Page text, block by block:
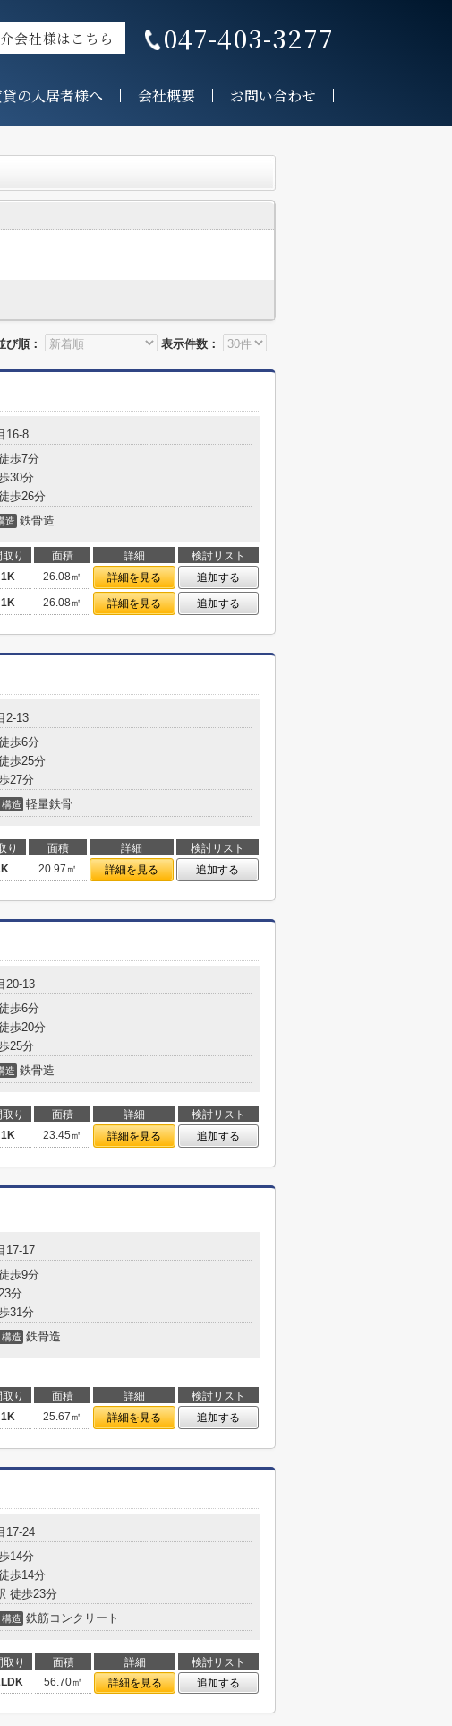
会社様はこちら 047-403-3277
の入居者様へ 会社概要 お問い合わせ
び順：
表示件数：
16-8
歩7分
30分
歩26分
造 鉄骨造
取り 面積 詳細
検討リスト
1K 26.08㎡ 詳細を見る
追加する
1K 26.08㎡ 詳細を見る 追加する
2-13
歩6分
歩25分
27分
構造 軽量鉄骨
り 面積 詳細
検討リスト
20.97㎡ 詳細を見る 追加する
20-13
歩6分
歩20分
25分
造 鉄骨造
取り 面積 詳細
検討リスト
1K 23.45㎡ 詳細を見る 追加する
17-17
歩9分
分
31分
構造 鉄骨造
取り 面積 詳細
検討リスト
1K 25.67㎡ 詳細を見る 追加する
17-24
14分
歩14分
徒歩23分
構造 鉄筋コンクリート
取り 面積 詳細
検討リスト
56.70㎡ 詳細を見る 追加する